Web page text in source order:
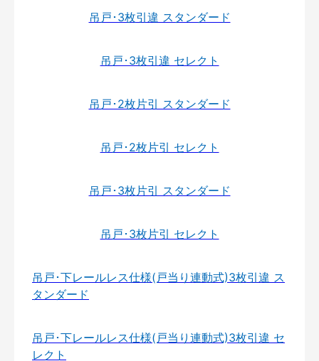
吊戸･3枚引違 スタンダード
吊戸･3枚引違 セレクト
吊戸･2枚片引 スタンダード
吊戸･2枚片引 セレクト
吊戸･3枚片引 スタンダード
吊戸･3枚片引 セレクト
吊戸･下レールレス仕様(戸当り連動式)3枚引違 ス
タンダード
吊戸･下レールレス仕様(戸当り連動式)3枚引違 セ
レクト